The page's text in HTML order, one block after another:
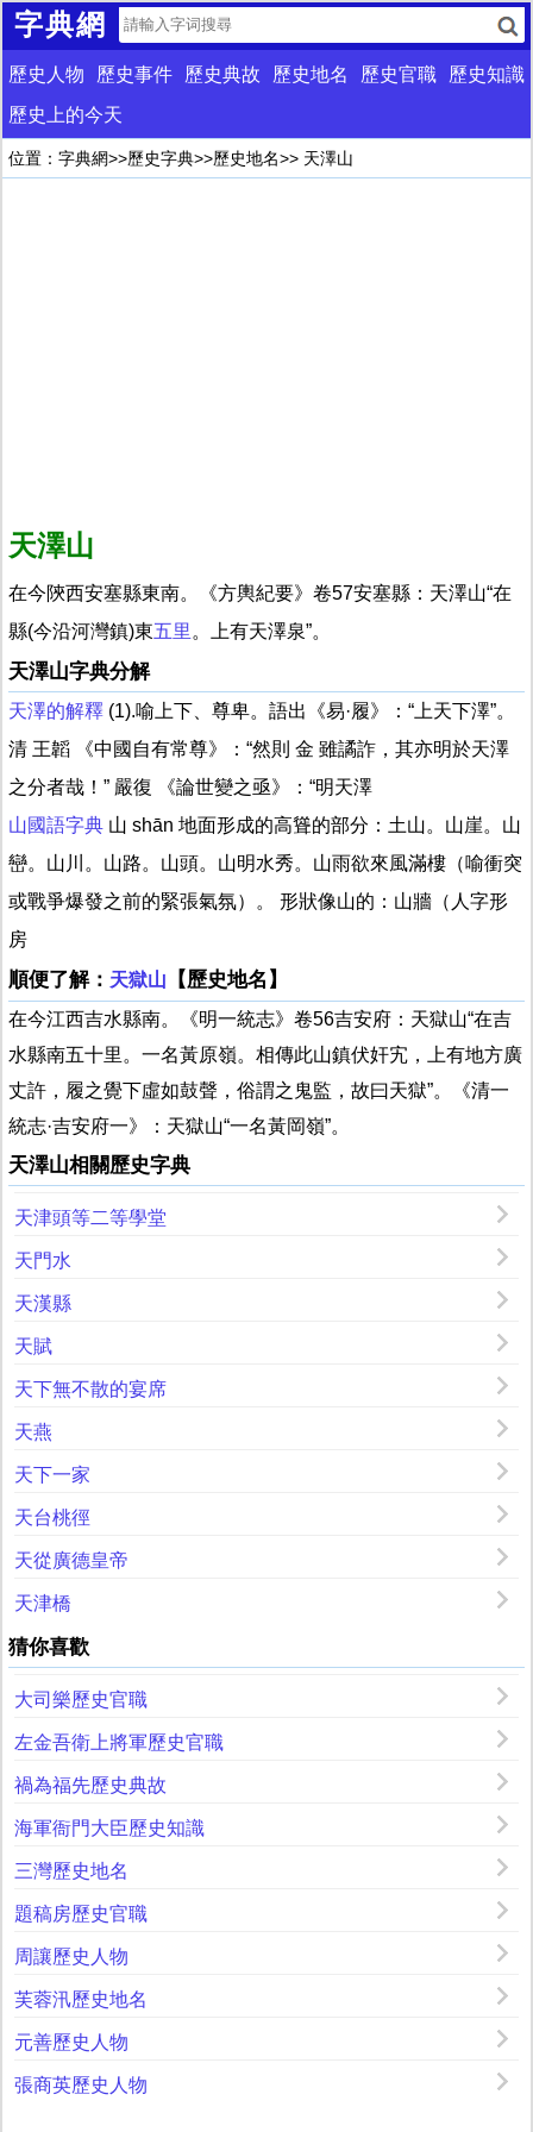
字典網
歷史人物 歷史事件 歷史典故 歷史地名 歷史官職
歷史知識
歷史上的今天
位置： 字典網>>歷史字典>>歷史地名>> 天澤山
天澤山
在今陝西安塞縣東南。《方輿紀要》卷57安塞縣：天澤山“在
縣(今沿河灣鎮)東五里 。上有天澤泉”。
天澤山字典分解
天澤的解釋 (1).喻上下、尊卑。語出《易·履》：“上天下澤”。
清 王韜 《中國自有常尊》：“然則 金 雖譎詐，其亦明於天澤
之分者哉！” 嚴復 《論世變之亟》：“明天澤
山國語字典 山 shān 地面形成的高聳的部分：土山。山崖。山
巒。山川。山路。山頭。山明水秀。山雨欲來風滿樓（喻衝突
或戰爭爆發之前的緊張氣氛）。 形狀像山的：山牆（人字形
房
順便了解： 天獄山 【歷史地名】
在今江西吉水縣南。《明一統志》卷56吉安府：天獄山“在吉
水縣南五十里。一名黃原嶺。相傳此山鎮伏奸宄，上有地方廣
丈許，履之覺下虛如鼓聲，俗謂之鬼監，故曰天獄”。《清一
統志·吉安府一》：天獄山“一名黃岡嶺”。
天澤山相關歷史字典
天津頭等二等學堂
天門水
天漢縣
天賦
天下無不散的宴席
天燕
天下一家
天台桃徑
天從廣德皇帝
天津橋
猜你喜歡
大司樂歷史官職
左金吾衛上將軍歷史官職
禍為福先歷史典故
海軍衙門大臣歷史知識
三灣歷史地名
題稿房歷史官職
周讓歷史人物
芙蓉汛歷史地名
元善歷史人物
張商英歷史人物